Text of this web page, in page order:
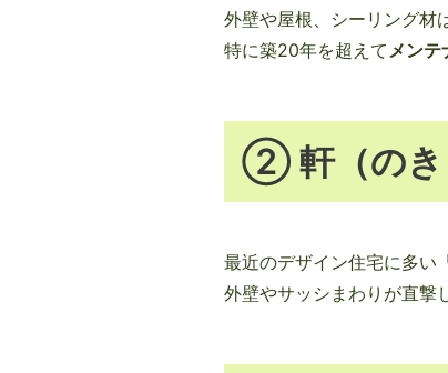
外壁や屋根、シーリング材
特に築20年を超えて メン
② 軒（のき
最近のデザイン住宅に多い
外壁やサッシまわりが直撃